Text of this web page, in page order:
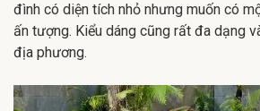
đình có diện tích nhỏ nhưng muốn có
ấn tượng. Kiểu dáng cũng rất đa dạng
địa phương.